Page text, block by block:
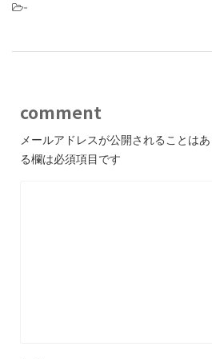
-
comment
メールアドレスが公開されることはあ
る欄は必須項目です